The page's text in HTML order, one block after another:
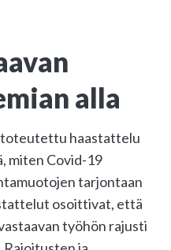
alla
toteutettu haastattelu
miten Covid-19
tarjontaan
osoittivat, että
työhön rajusti